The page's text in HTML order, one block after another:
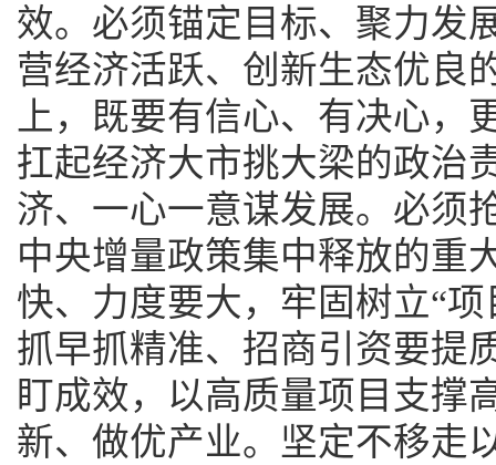
效。必须锚定目标、聚力发
营经济活跃、创新生态优良
上，既要有信心、有决心，
扛起经济大市挑大梁的政治
济、一心一意谋发展。必须
中央增量政策集中释放的重
快、力度要大，牢固树立“
抓早抓精准、招商引资要提
盯成效，以高质量项目支撑
新、做优产业。坚定不移走